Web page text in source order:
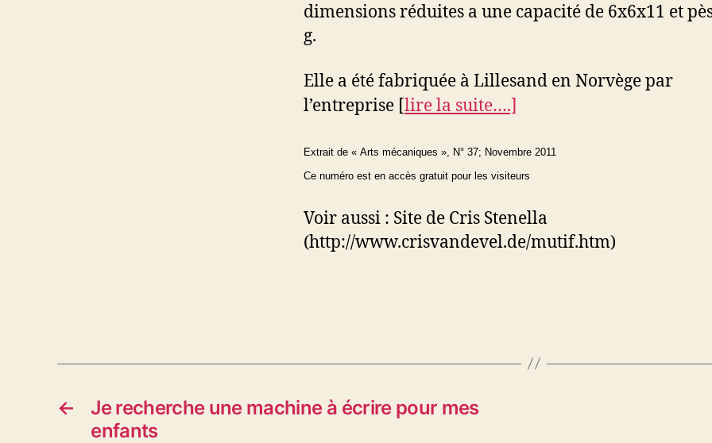
dimensions réduites a une capacité de 6x6x11 et
g.
Elle a été fabriquée à Lillesand en Norvège par
l’entreprise [lire la suite….]
Extrait de « Arts mécaniques », N° 37; Novembre 2011
Ce numéro est en accès gratuit pour les visiteurs
Voir aussi : Site de Cris Stenella
(http://www.crisvandevel.de/mutif.htm)
←
Je recherche une machine à écrire pour mes
enfants